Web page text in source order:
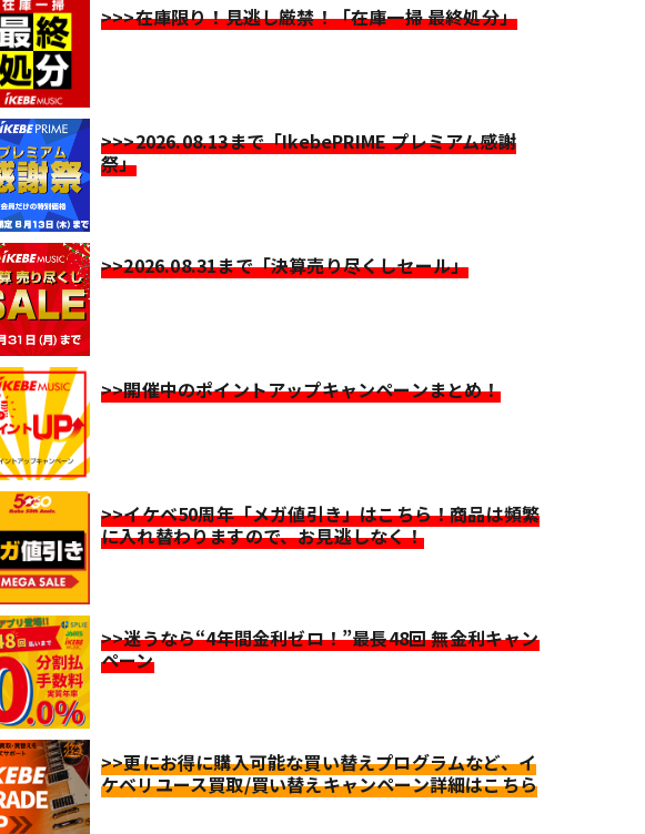
>>>在庫限り！見逃し厳禁！「在庫一掃 最終処分」
>>>2026.08.13まで「IkebePRIME プレミアム感謝
祭」
>>2026.08.31まで「決算売り尽くしセール」
>>開催中のポイントアップキャンペーンまとめ！
>>イケベ50周年「メガ値引き」はこちら！商品は頻繁
に入れ替わりますので、お見逃しなく！
>>迷うなら“4年間金利ゼロ！”最長48回 無金利キャン
ペーン
>>更にお得に購入可能な買い替えプログラムなど、イ
ケベリユース買取/買い替えキャンペーン詳細はこちら